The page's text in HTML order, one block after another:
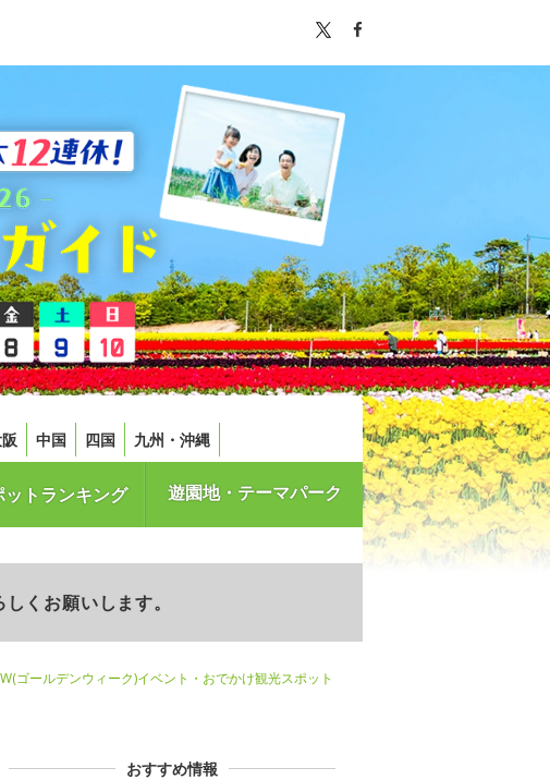
中国 四国 九州・沖縄
トランキング 遊園地・テーマパーク
くお願いします。
ゴールデンウィーク)イベント・おでかけ観光スポット
おすすめ情報